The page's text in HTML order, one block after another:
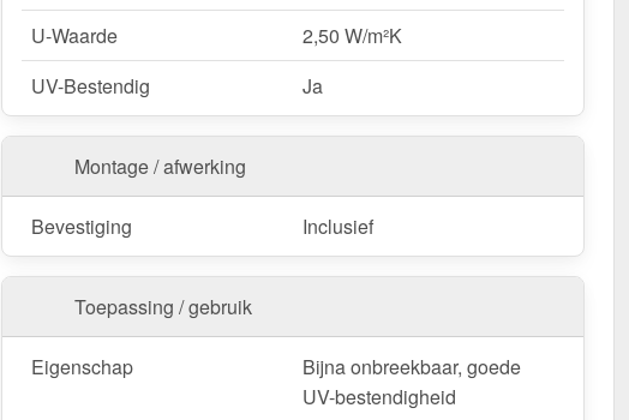
U-Waarde
2,50 W/m²K
UV-Bestendig
Ja
Montage / afwerking
Bevestiging Inclusief
Toepassing / gebruik
Eigenschap
Bijna onbreekbaar, goede
UV-bestendigheid